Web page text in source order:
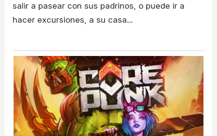
salir a pasear con sus padrinos, o puede ir a
hacer excursiones, a su casa...